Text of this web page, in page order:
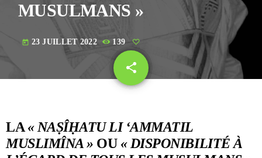
MUSULMANS »
today 23 JUILLET 2022 139
share
email
LA « NAṢÎḤATU LI ‘AMMATIL
MUSLIMÎNA » OU « DISPONIBILITÉ À